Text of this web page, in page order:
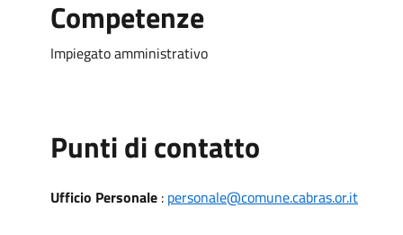
Competenze
Impiegato amministrativo
Punti di contatto
Ufficio Personale : personale@comune.cabras.or.it